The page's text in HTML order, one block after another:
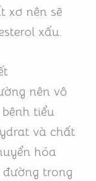
xơ nên sẽ
xấu.
nên vô
tiểu
và chất
hóa
trong